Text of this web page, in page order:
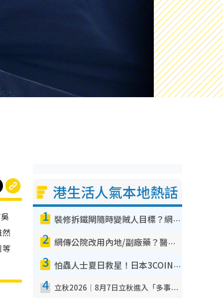
然
等
港生活人氣本地熱話
1 裝修拆鐵閘隨時變賊人目標？網民揭2大關鍵用途：裝新式等於白裝？附新舊鐵閘分別
2 網傳公院改用內地/副廠藥？醫生拆解正副廠分別 揭4類人換藥隨時出事
3 怕蟲人士夏日救星！日本3COINS爆紅驅蟲神器$45起 1招「全程免觸碰」輕鬆搞定小強
4 立秋2026｜8月7日立秋進入「多事之秋」 3件事唔做得！專家教6招開運 清枱頭／銀包納氣接好運